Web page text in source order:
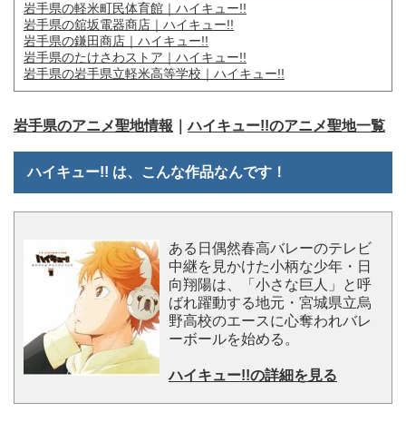
岩手県の軽米町民体育館｜ハイキュー!!
岩手県の舘坂電器商店｜ハイキュー!!
岩手県の鎌田商店｜ハイキュー!!
岩手県のたけさわストア｜ハイキュー!!
岩手県の岩手県立軽米高等学校｜ハイキュー!!
岩手県のアニメ聖地情報 ｜ハイキュー!!のアニメ聖地一覧
ハイキュー!! は、こんな作品なんです！
ある日偶然春高バレーのテレビ
中継を見かけた小柄な少年・日
向翔陽は、「小さな巨人」と呼
ばれ躍動する地元・宮城県立烏
野高校のエースに心奪われバレ
ーボールを始める。
ハイキュー!!の詳細を見る